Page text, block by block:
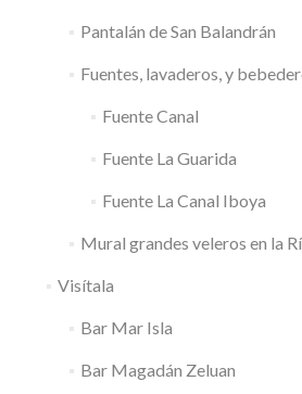
Pantalán de San Balandrán
Fuentes, lavaderos, y
Fuente Canal
Fuente La Guarida
Fuente La Canal Iboya
Mural grandes veleros en la
Visítala
Bar Mar Isla
Bar Magadán Zeluan